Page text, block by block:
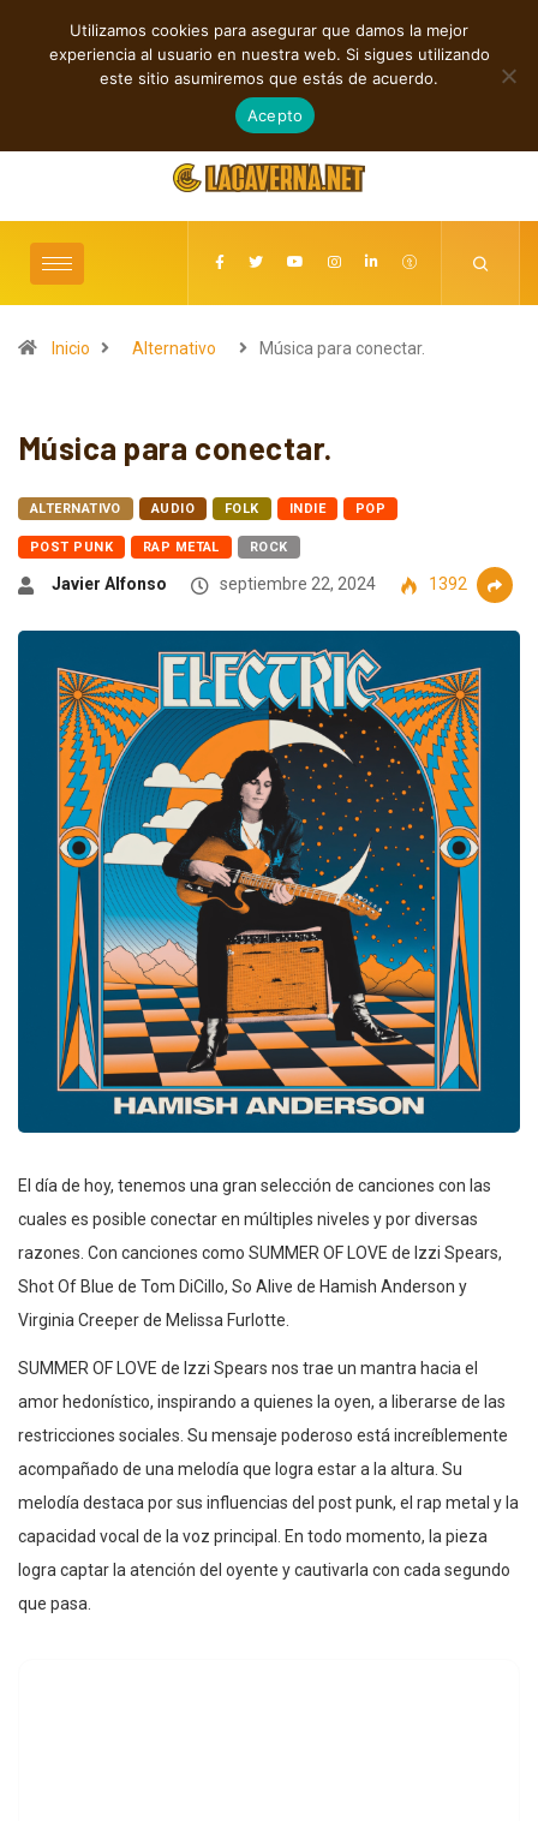
TENDENCIAS
Rock, folk e indie: cuatro estrenos independientes por descubrir
agosto 7, 2026
Inicio Alternativo Música para conectar.
Música para conectar.
ALTERNATIVO AUDIO FOLK INDIE POP
POST PUNK RAP METAL ROCK
Javier Alfonso septiembre 22, 2024 1392
El día de hoy, tenemos una gran selección de canciones con las
cuales es posible conectar en múltiples niveles y por diversas
razones. Con canciones como SUMMER OF LOVE de Izzi Spears,
Shot Of Blue de Tom DiCillo, So Alive de Hamish Anderson y
Virginia Creeper de Melissa Furlotte.
SUMMER OF LOVE de Izzi Spears nos trae un mantra hacia el
amor hedonístico, inspirando a quienes la oyen, a liberarse de las
restricciones sociales. Su mensaje poderoso está increíblemente
acompañado de una melodía que logra estar a la altura. Su
melodía destaca por sus influencias del post punk, el rap metal y la
capacidad vocal de la voz principal. En todo momento, la pieza
logra captar la atención del oyente y cautivarla con cada segundo
que pasa.
Utilizamos cookies para asegurar que damos la mejor
experiencia al usuario en nuestra web. Si sigues utilizando
este sitio asumiremos que estás de acuerdo.
Acepto